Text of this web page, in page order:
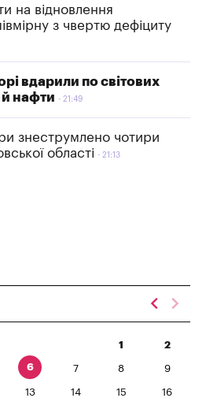
на відновлення
з чвертю дефіциту
вдарили по світових
й нафти
21:49
знеструмлено чотири
області
21:13
1 2
6 7 8 9
13 14 15 16